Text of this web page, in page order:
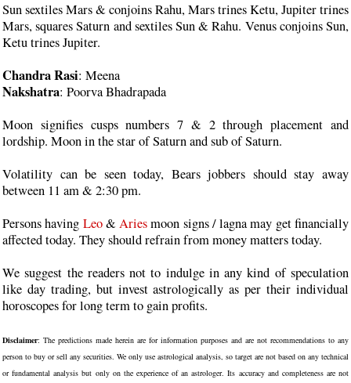
Sun sextiles Mars & conjoins Rahu, Mars trines Ketu, Jupiter trines
Mars, squares Saturn and sextiles Sun & Rahu. Venus conjoins Sun,
Ketu trines Jupiter.
Chandra Rasi: Meena
Nakshatra: Poorva Bhadrapada
Moon signifies cusps numbers 7 & 2 through placement and
lordship. Moon in the star of Saturn and sub of Saturn.
Volatility can be seen today, Bears jobbers should stay away
between 11 am & 2:30 pm.
Persons having Leo&Ariesmoon signs / lagna may get financially
affected today. They should refrain from money matters today.
We suggest the readers not to indulge in any kind of speculation
like day trading, but invest astrologically as per their individual
horoscopes for long term to gain profits.
Disclaimer: The predictions made herein are for information purposes and are not recommendations to any
person to buy or sell any securities. We only use astrological analysis, so target are not based on any technical
or fundamental analysis but only on the experience of an astrologer. Its accuracy and completeness are not